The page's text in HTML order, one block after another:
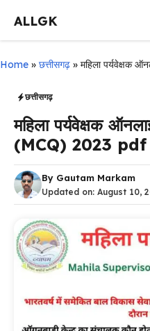
content
ALLGK
Home » छत्तीसगढ़ » महिला पर्यवेक्षक
छत्तीसगढ़
महिला पर्यवेक्षक
(MCQ) 2023 pdf
By Gautam Markam
Updated on: August 10,